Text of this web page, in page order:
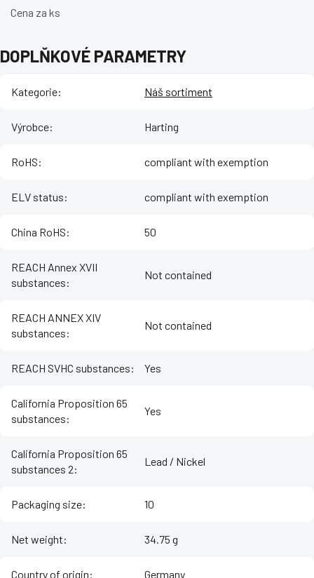
Cena za ks
DOPLŇKOVÉ PARAMETRY
Kategorie: Náš sortiment
Výrobce: Harting
RoHS: compliant with exemption
ELV status: compliant with exemption
China RoHS: 50
REACH Annex XVII
substances:
Not contained
REACH ANNEX XIV
substances:
Not contained
REACH SVHC substances: Yes
California Proposition 65
substances:
Yes
California Proposition 65
substances 2:
Lead / Nickel
Packaging size: 10
Net weight: 34.75 g
Country of origin: Germany